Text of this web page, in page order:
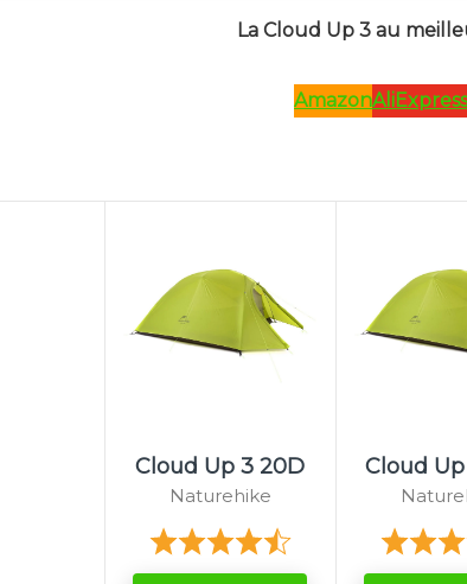
La Cloud Up 3 au
AmazonAliExpress
Cloud Up 3 20D
Naturehike
Cloud Up